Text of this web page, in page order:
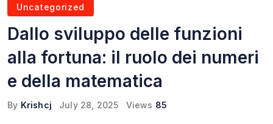
Uncategorized
Dallo sviluppo delle funzioni
alla fortuna: il ruolo dei numeri
e della matematica
By Krishcj July 28, 2025 Views 85